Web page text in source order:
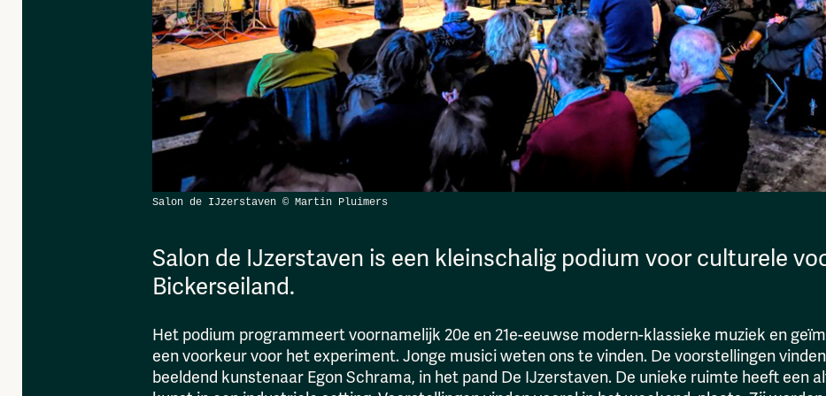
Salon de IJzerstaven is een kleinschalig podium voor culturele
Bickerseiland.
Het podium programmeert voornamelijk 20e en 21e-eeuwse modern-klassieke muziek en
een voorkeur voor het experiment. Jonge musici weten ons te vinden. De voorstellingen
beeldend kunstenaar Egon Schrama, in het pand De IJzerstaven. De unieke ruimte heeft een